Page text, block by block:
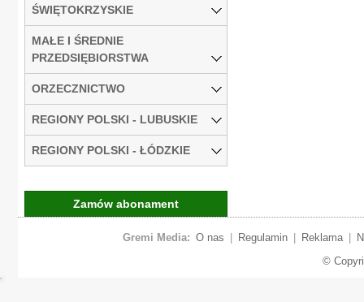
ŚWIĘTOKRZYSKIE
MAŁE I ŚREDNIE
PRZEDSIĘBIORSTWA
ORZECZNICTWO
REGIONY POLSKI - LUBUSKIE
REGIONY POLSKI - ŁÓDZKIE
Zamów abonament
Gremi Media: O nas Regulamin Reklama
©